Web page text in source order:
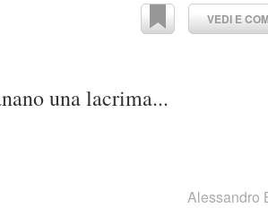
VEDI E
una lacrima...
Alessandro